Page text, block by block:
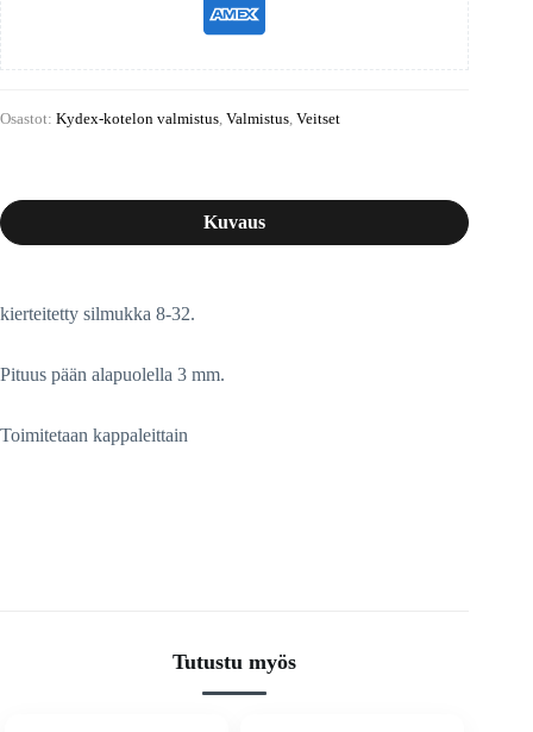
Osastot: Kydex-kotelon valmistus Valmistus Veitset
Kuvaus
kierteitetty silmukka 8-32.
Pituus pään alapuolella 3 mm.
Toimitetaan kappaleittain
Tutustu myös